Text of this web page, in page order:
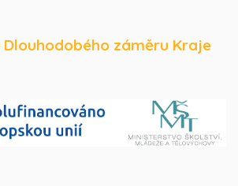
záměru Kraje